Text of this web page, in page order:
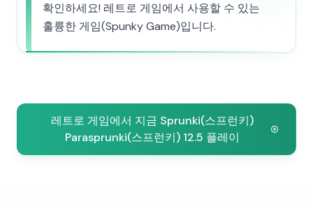
확인하세요! 레트로 게임에서 사용할 수 있는
훌륭한 게임(Spunky Game)입니다.
레트로 게임에서 지금 Sprunki(스프런키)
Parasprunki(스프런키) 12.5 플레이